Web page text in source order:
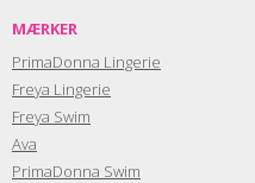
MÆRKER
PrimaDonna Lingerie
Freya Lingerie
Freya Swim
Ava
PrimaDonna Swim